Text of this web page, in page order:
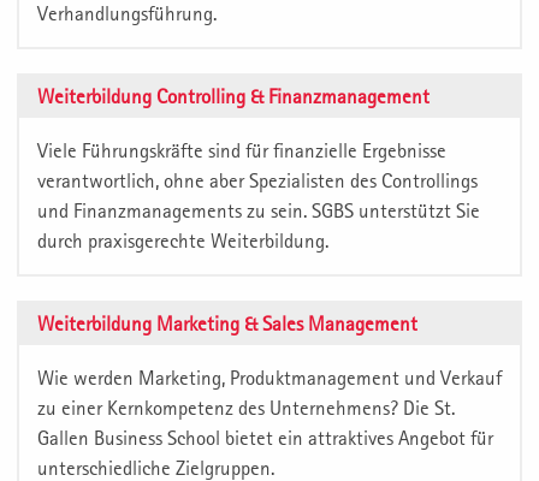
Verhandlungsführung.
Weiterbildung Controlling & Finanzmanagement
Viele Führungskräfte sind für finanzielle Ergebnisse
verantwortlich, ohne aber Spezialisten des Controllings
und Finanzmanagements zu sein. SGBS unterstützt Sie
durch praxisgerechte Weiterbildung.
Weiterbildung Marketing & Sales Management
Wie werden Marketing, Produktmanagement und Verkauf
zu einer Kernkompetenz des Unternehmens? Die St.
Gallen Business School bietet ein attraktives Angebot für
unterschiedliche Zielgruppen.